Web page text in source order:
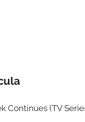
Continues (TV